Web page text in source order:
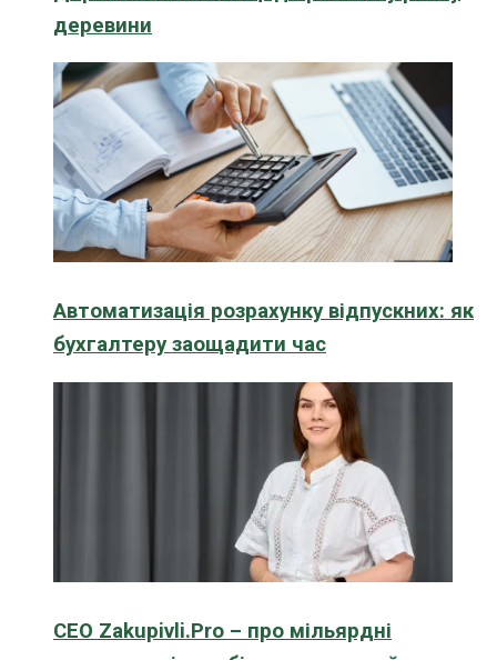
деревини
Автоматизація розрахунку відпускних: як
бухгалтеру заощадити час
CEO Zakupivli.Pro – про мільярдні